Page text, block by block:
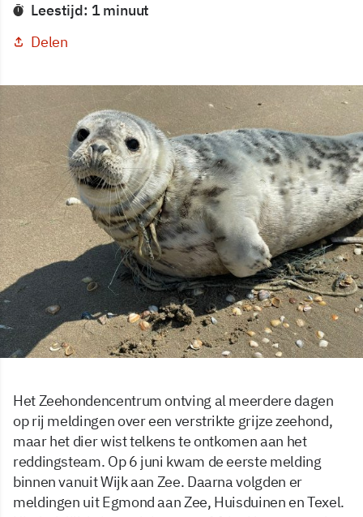
Leestijd: 1 minuut
Delen
Het Zeehondencentrum ontving al meerdere dagen
op rij meldingen over een verstrikte grijze zeehond,
maar het dier wist telkens te ontkomen aan het
reddingsteam. Op 6 juni kwam de eerste melding
binnen vanuit Wijk aan Zee. Daarna volgden er
meldingen uit Egmond aan Zee, Huisduinen en Texel.